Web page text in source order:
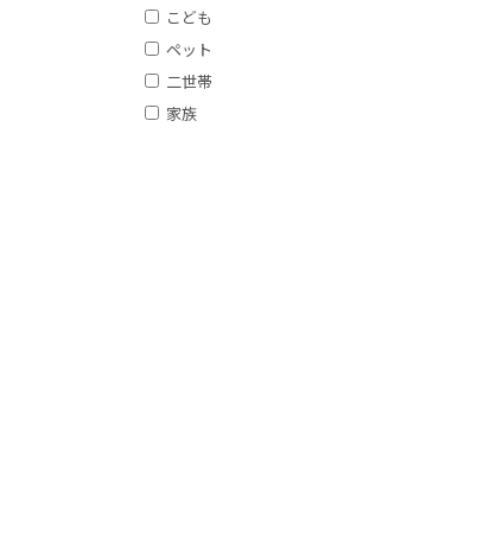
自然・植物モチーフ
都市・風景モチーフ
額あり
額なし
こども
ペット
二世帯
家族